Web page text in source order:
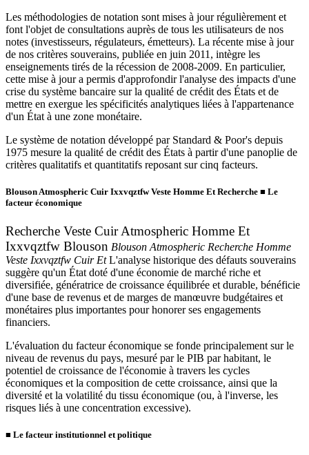
Les méthodologies de notation sont mises à jour régulièrement et
font l'objet de consultations auprès de tous les utilisateurs de nos
notes (investisseurs, régulateurs, émetteurs). La récente mise à jour
de nos critères souverains, publiée en juin 2011, intègre les
enseignements tirés de la récession de 2008-2009. En particulier,
cette mise à jour a permis d'approfondir l'analyse des impacts d'une
crise du système bancaire sur la qualité de crédit des États et de
mettre en exergue les spécificités analytiques liées à l'appartenance
d'un État à une zone monétaire.
Le système de notation développé par Standard & Poor's depuis
1975 mesure la qualité de crédit des États à partir d'une panoplie de
critères qualitatifs et quantitatifs reposant sur cinq facteurs.
Blouson Atmospheric Cuir Ixxvqztfw Veste Homme Et Recherche ■ Le
facteur économique
Recherche Veste Cuir Atmospheric Homme Et
Ixxvqztfw Blouson Blouson Atmospheric Recherche Homme
Veste Ixxvqztfw Cuir EtL'analyse historique des défauts souverains
suggère qu'un État doté d'une économie de marché riche et
diversifiée, génératrice de croissance équilibrée et durable, bénéficie
d'une base de revenus et de marges de manœuvre budgétaires et
monétaires plus importantes pour honorer ses engagements
financiers.
L'évaluation du facteur économique se fonde principalement sur le
niveau de revenus du pays, mesuré par le PIB par habitant, le
potentiel de croissance de l'économie à travers les cycles
économiques et la composition de cette croissance, ainsi que la
diversité et la volatilité du tissu économique (ou, à l'inverse, les
risques liés à une concentration excessive).
■ Le facteur institutionnel et politique